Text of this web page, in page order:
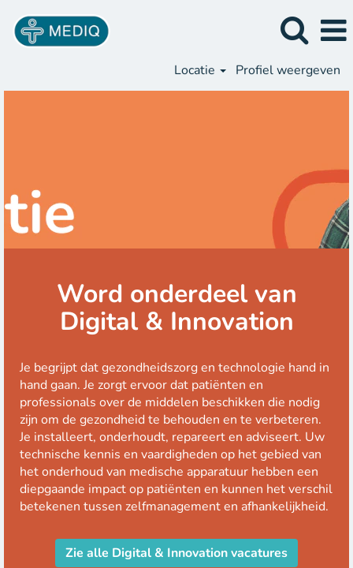
Locatie Profiel weergeven
Word onderdeel van
Digital & Innovation
Je begrijpt dat gezondheidszorg en technologie hand in
hand gaan. Je zorgt ervoor dat patiënten en
professionals over de middelen beschikken die nodig
zijn om de gezondheid te behouden en te verbeteren.
Je installeert, onderhoudt, repareert en adviseert. Uw
technische kennis en vaardigheden op het gebied van
het onderhoud van medische apparatuur hebben een
diepgaande impact op patiënten en kunnen het verschil
betekenen tussen zelfmanagement en afhankelijkheid.
Zie alle Digital & Innovation vacatures